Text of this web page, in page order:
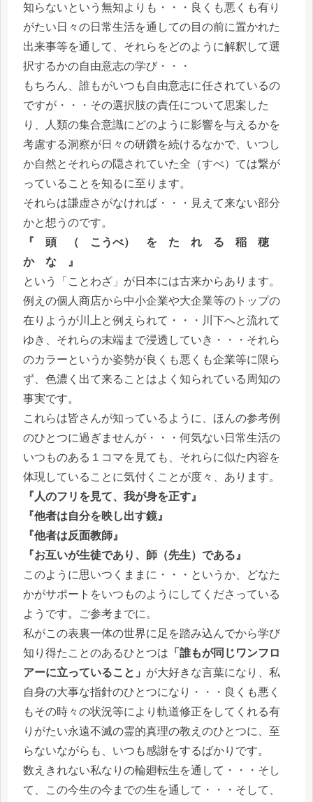
知らないという無知よりも・・・良くも悪くも有り
がたい日々の日常生活を通しての目の前に置かれた
出来事等を通して、それらをどのように解釈して選
択するかの自由意志の学び・・・
もちろん、誰もがいつも自由意志に任されているの
ですが・・・その選択肢の責任について思案した
り、人類の集合意識にどのように影響を与えるかを
考慮する洞察が日々の研鑽を続けるなかで、いつし
か自然とそれらの隠されていた全（すべ）ては繋が
っていることを知るに至ります。
それらは謙虚さがなければ・・・見えて来ない部分
かと想うのです。
『 頭 （ こうべ） を た れ る 稲 穂
か な 』
という「ことわざ」が日本には古来からあります。
例えの個人商店から中小企業や大企業等のトップの
在りようが川上と例えられて・・・川下へと流れて
ゆき、それらの末端まで浸透していき・・・それら
のカラーというか姿勢が良くも悪くも企業等に限ら
ず、色濃く出て来ることはよく知られている周知の
事実です。
これらは皆さんが知っているように、ほんの参考例
のひとつに過ぎませんが・・・何気ない日常生活の
いつものある１コマを見ても、それらに似た内容を
体現していることに気付くことが度々、あります。
『人のフリを見て、我が身を正す』
『他者は自分を映し出す鏡』
『他者は反面教師』
『お互いが生徒であり、師（先生）である』
このように思いつくままに・・・というか、どなた
かがサポートをいつものようにしてくださっている
ようです。ご参考までに。
私がこの表裏一体の世界に足を踏み込んでから学び
知り得たことのあるひとつは 「誰もが同じワンフロ
アーに立っていること」 が大好きな言葉になり、私
自身の大事な指針のひとつになり・・・良くも悪く
もその時々の状況等により軌道修正をしてくれる有
りがたい永遠不滅の霊的真理の教えのひとつに、至
らないながらも、いつも感謝をするばかりです。
数えきれない私なりの輪廻転生を通して・・・そし
て、この今生の今までの生を通して・・・そして、